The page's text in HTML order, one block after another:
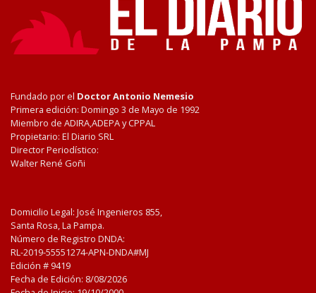
Fundado por el Doctor Antonio Nemesio
Primera edición: Domingo 3 de Mayo de 1992
Miembro de ADIRA,ADEPA y CPPAL
Propietario: El Diario SRL
Director Periodístico:
Walter René Goñi
Domicilio Legal: José Ingenieros 855,
Santa Rosa, La Pampa.
Número de Registro DNDA:
RL-2019-55551274-APN-DNDA#MJ
Edición # 9419
Fecha de Edición: 8/08/2026